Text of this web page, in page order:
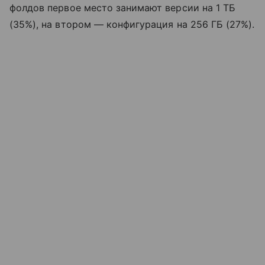
фолдов первое место занимают версии на 1 ТБ
(35%), на втором — конфигурация на 256 ГБ (27%).